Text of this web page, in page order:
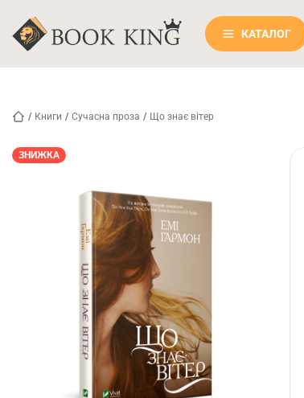
КАТАЛОГ
/ Книги / Сучасна проза / Що знає вітер
ЗНИЖКА